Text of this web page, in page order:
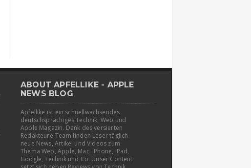
ABOUT APFELLIKE - APPLE
NEWS BLOG
Apfellike ist ein schnellwachsendes
deutschsprachiges Technik, Web und
Apple Magazin. Dank des versierten
Redakteure-Team finden Leser täglich
neue News, Artikel und Videos zum
Thema Web, Apple, Mac, iPhone, iPad,
Google, Technik und Co. Unser Content